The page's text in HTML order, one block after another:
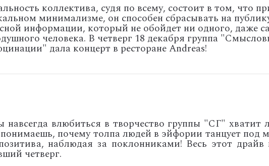
коллектива, судя по всему, состоит в том, что
минимализме, он способен сбрасывать на
информации, который не обойдет ни одного, даже
человека. В четверг 18 декабря группа
дала концерт в ресторане Andreas!
навсегда влюбиться в творчество группы "СГ"
понимаешь, почему толпа людей в эйфории танцует
наблюдая за поклонниками! Весь этот
четверг.